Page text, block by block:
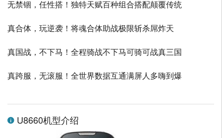
无禁锢，任性搭！独特天赋百种组合搭配颠覆传统
真合体，玩逆袭！将魂合体助战极限斩杀屌炸天
真国战，不下马！全程骑战不下马可骑可战真三国
真跨服，无滚服！全世界数据互通满屏人多嗨到爆
U8660机型介绍